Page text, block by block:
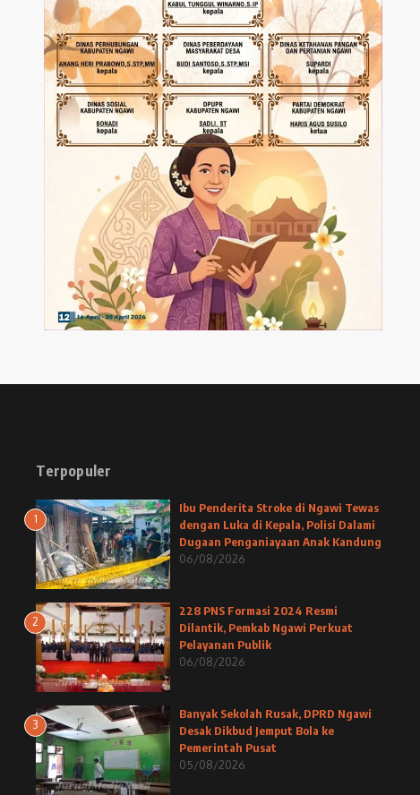
Terpopuler
1
Ibu Penderita Stroke di Ngawi Tewas
dengan Luka di Kepala, Polisi Dalami
Dugaan Penganiayaan Anak Kandung
06/08/2026
2
228 PNS Formasi 2024 Resmi
Dilantik, Pemkab Ngawi Perkuat
Pelayanan Publik
06/08/2026
3
Banyak Sekolah Rusak, DPRD Ngawi
Desak Dikbud Jemput Bola ke
Pemerintah Pusat
05/08/2026